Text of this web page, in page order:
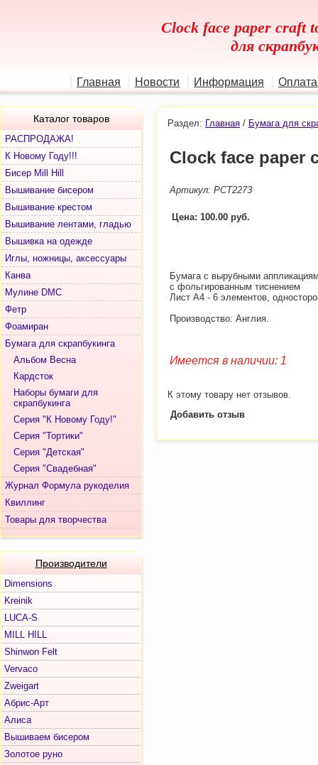
Clock face paper craft
для
Главная Новости Информация Оплата
Каталог товаров
РАСПРОДАЖА!
К Новому Году!!!
Бисер Mill Hill
Вышивание бисером
Вышивание крестом
Вышивание лентами, гладью
Вышивка на одежде
Иглы, ножницы, аксессуары
Канва
Мулине DMC
Фетр
Фоамиран
Бумага для скрапбукинга
Альбом Весна
Кардсток
Наборы бумаги для
скрапбукинга
Серия "К Новому Году!"
Серия "Тортики"
Серия "Детская"
Серия "Свадебная"
Журнал Формула рукоделия
Квиллинг
Товары для творчества
Производители
Dimensions
Kreinik
LUCA-S
MILL HILL
Shinwon Felt
Vervaco
Zweigart
Абрис-Арт
Алиса
Вышиваем бисером
Золотое руно
Раздел: Главная / Бумага для
Clock face paper
Артикул: PCT2273
Цена: 100.00 руб.
Бумага с вырубными
с фольгированным тиснением
Лист А4 - 6 элементов,
Производство: Англия.
Имеется в наличии: 1
К этому товару нет отзывов.
Добавить отзыв